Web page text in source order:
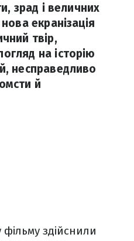
зрад і величних
екранізація
твір,
на історію
несправедливо
й
здійснили